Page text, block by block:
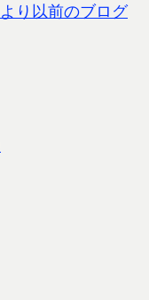
より以前のブログ